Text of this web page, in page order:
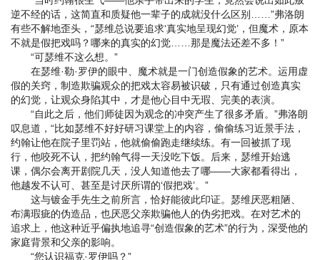
逆不经的话，这简直和质疑他一辈子的成就没什么区别……”弗洛朗
有些不解地歪头，“瑟维总说要追求‘真实地呈现幻觉’，但魔术，原本
不就是假把戏吗？哪来的真实的幻觉……那是魔法还差不多！”
“可瑟维不这么想。”
在瑟维·勒·罗伊的眼中、魔术就是一门创造假象的艺术。运用虚
假的关窍，制造欺骗观众的把戏太容易被识破，只有通过创造真实
的幻觉，让观众身陷其中，才是他心目中无瑕、完美的表演。
“自此之后，他们师徒因为观念的冲突产生了很多矛盾。”弗洛朗
叹息道，“比如瑟维不好好研习课堂上的内容，偷偷练习近景手法，
约翰让他在院子里罚站，他就偷偷跑走继续练。有一回被抓了现
行，他咬死不认，把约翰气得一天没吃下饭。后来，瑟维开始逃
课，偶尔会离开剧院几天，没人知道他去了哪——大家都看得出，
他越发不认可、甚至是讨厌所谓的‘假把戏’。”
这与镀金手先生之前所言，恰好能彼此印证。瑟维厌恶粗陋、
布满瑕疵的伪造品，也厌恶父亲欺骗他人的伪劣把戏。在对艺术的
追求上，他这种近乎偏执地追寻“创造假象的艺术”的行为，深受他的
家庭背景和父亲的影响。
“您认识福克·罗伊吗？”